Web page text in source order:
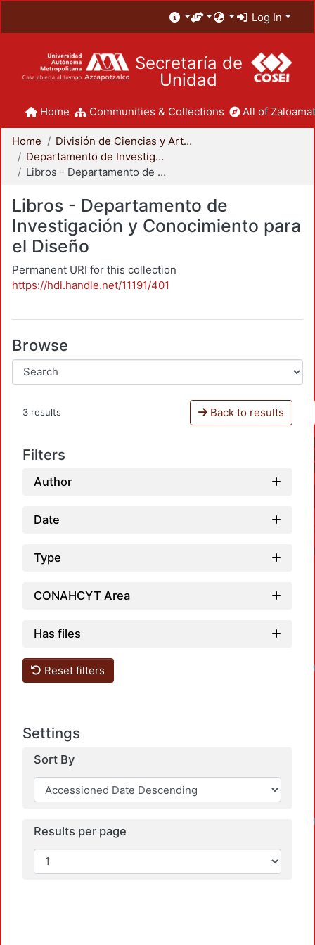
Log In
Secretaría de
Unidad
Home Communities & Collections All of
Home
División de Ciencias y Artes para el Diseño
Departamento de Investigación y Conocimiento para el Diseño
Libros - Departamento de Investigación y Conocimiento para el Diseño
Libros - Departamento de
Investigación y Conocimiento para
el Diseño
Permanent URI for this collection
https://hdl.handle.net/11191/401
Browse
3 results Back to results
Filters
Author
Date
Type
CONAHCYT Area
Has files
Reset filters
Settings
Sort By
Results per page